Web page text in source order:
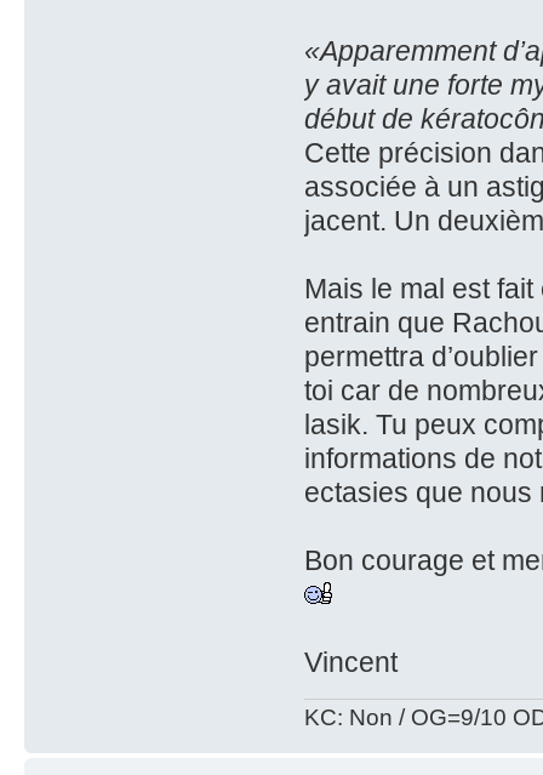
«Apparemment
y avait une forte
début de
Cette précision
associée à un
jacent. Un
Mais le mal est
entrain que
permettra
toi car de
lasik. Tu peux
informations de
ectasies que nous
Bon courage et
Vincent
KC: Non / OG=9/10